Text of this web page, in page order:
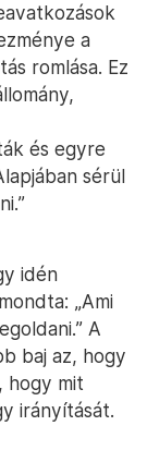
a
romlása. Ez
és egyre
sérül
idén
„Ami
A
baj az, hogy
hogy mit
irányítását.